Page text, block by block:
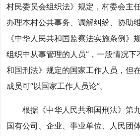
村民委员会组织法》规定，村委会主
办理本村公共事务、调解纠纷、协助
《中华人民共和国监察法实施条例》
组织中从事管理的人员”，一般情况
和国刑法》规定的国家工作人员，但
成员可“以国家工作人员论”。
根据《中华人民共和国刑法》第九
国有公司、企业、事业单位、人民团